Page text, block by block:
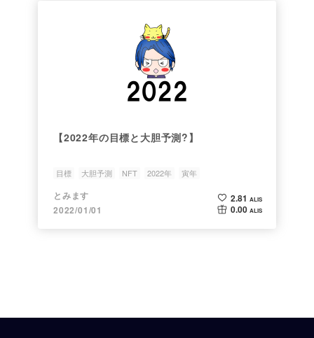
【2022年の目標と大胆予測?】
目標 大胆予測 NFT 2022年 寅年
とみます
2022/01/01
2.81 ALIS
0.00 ALIS